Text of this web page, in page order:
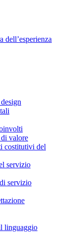
dell’esperienza
valore
costitutivi del
servizio
servizio
linguaggio